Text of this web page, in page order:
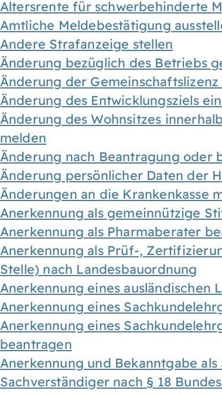
Altersrente für schwerbehinderte
Amtliche Meldebestätigung
Andere Strafanzeige stellen
Änderung bezüglich des Betriebs
Änderung der
Änderung des Entwicklungsziels
Änderung des Wohnsitzes
melden
Änderung nach Beantragung oder
Änderung persönlicher Daten der
Änderungen an die Krankenkasse
Anerkennung als gemeinnützige
Anerkennung als Pharmaberater
Anerkennung als Prüf-,
Stelle) nach Landesbauordnung
Anerkennung eines ausländischen
Anerkennung eines
Anerkennung eines
beantragen
Anerkennung und Bekanntgabe
Sachverständiger nach § 18